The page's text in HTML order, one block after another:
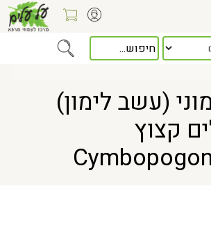
> רב-זקן לימוני (עשב לימון) אורגני עלים קצוץ Cymbopogon
(עשב לימון)
קצוץ